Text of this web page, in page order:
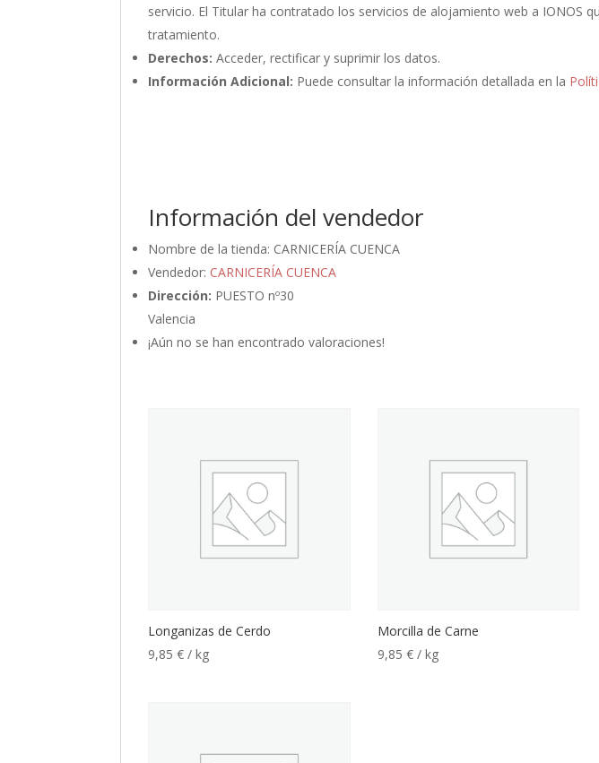
servicio. El Titular ha contratado los servicios de alojamiento web a IONOS
tratamiento.
Derechos: Acceder, rectificar y suprimir los datos.
Información Adicional: Puede consultar la información detallada en la
Información del vendedor
Nombre de la tienda: CARNICERÍA CUENCA
Vendedor: CARNICERÍA CUENCA
Dirección: PUESTO nº30
Valencia
¡Aún no se han encontrado valoraciones!
Longanizas de Cerdo
9,85€ / kg
Morcilla de Carne
9,85 € / kg